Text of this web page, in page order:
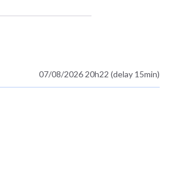
07/08/2026 20h22 (delay 15min)